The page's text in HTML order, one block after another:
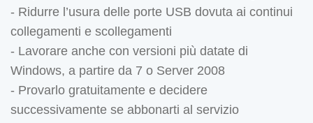
- Ridurre l’usura delle porte USB dovuta ai continui
collegamenti e scollegamenti
- Lavorare anche con versioni più datate di
Windows, a partire da 7 o Server 2008
- Provarlo gratuitamente e decidere
successivamente se abbonarti al servizio